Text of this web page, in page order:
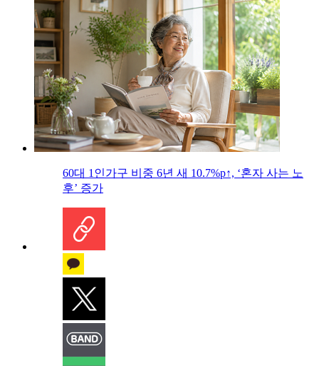
60대 1인가구 비중 6년 새 10.7%p↑, ‘혼자 사는 노
후’ 증가